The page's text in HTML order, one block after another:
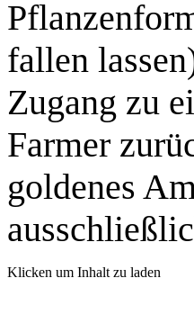
fallen
Zugang zu
Farmer
goldenes
Klicken um Inhalt zu laden